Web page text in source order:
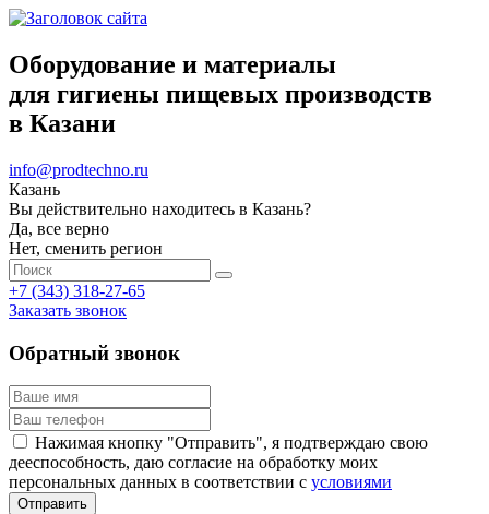
Оборудование и материалы
для гигиены пищевых производств
в Казани
info@prodtechno.ru
Казань
Вы действительно находитесь в Казань?
Да, все верно
Нет, сменить регион
+7 (343) 318-27-65
Заказать звонок
Обратный звонок
Нажимая кнопку "Отправить", я подтверждаю свою
дееспособность, даю согласие на обработку моих
персональных данных в соответствии с условиями